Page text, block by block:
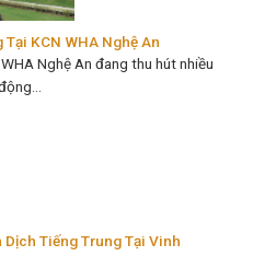
KCN WHA Nghệ An
Nghệ An đang thu hút nhiều
Dịch Tiếng Trung Tại Vinh